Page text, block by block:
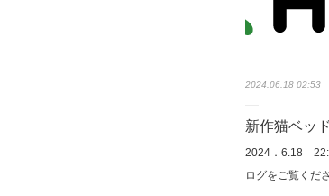
2024.06.18 02:53
新作猫ベッ
2024．6.18
ログをご覧くだ